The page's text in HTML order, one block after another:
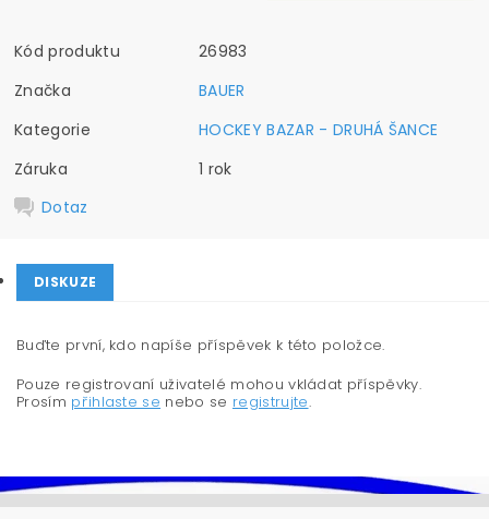
Kód produktu
26983
Značka
BAUER
Kategorie
HOCKEY BAZAR - DRUHÁ ŠANCE
Záruka
1 rok
Dotaz
DISKUZE
Buďte první, kdo napíše příspěvek k této položce.
Pouze registrovaní uživatelé mohou vkládat příspěvky.
Prosím přihlaste se nebo se registrujte.